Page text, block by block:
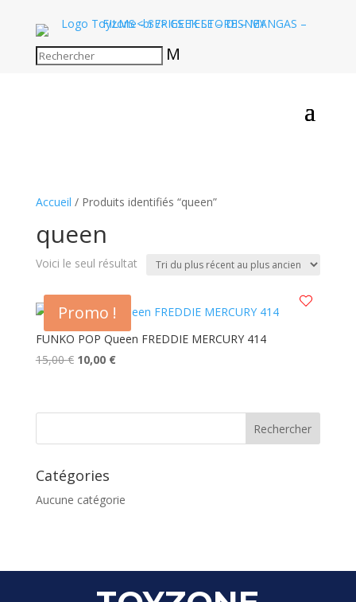
M
Accueil / Produits identifiés “queen”
queen
Voici le seul résultat
Promo !
FUNKO POP Queen FREDDIE MERCURY 414
15,00€ Le
était :
10,00 €Le
est :
Catégories
Aucune catégorie